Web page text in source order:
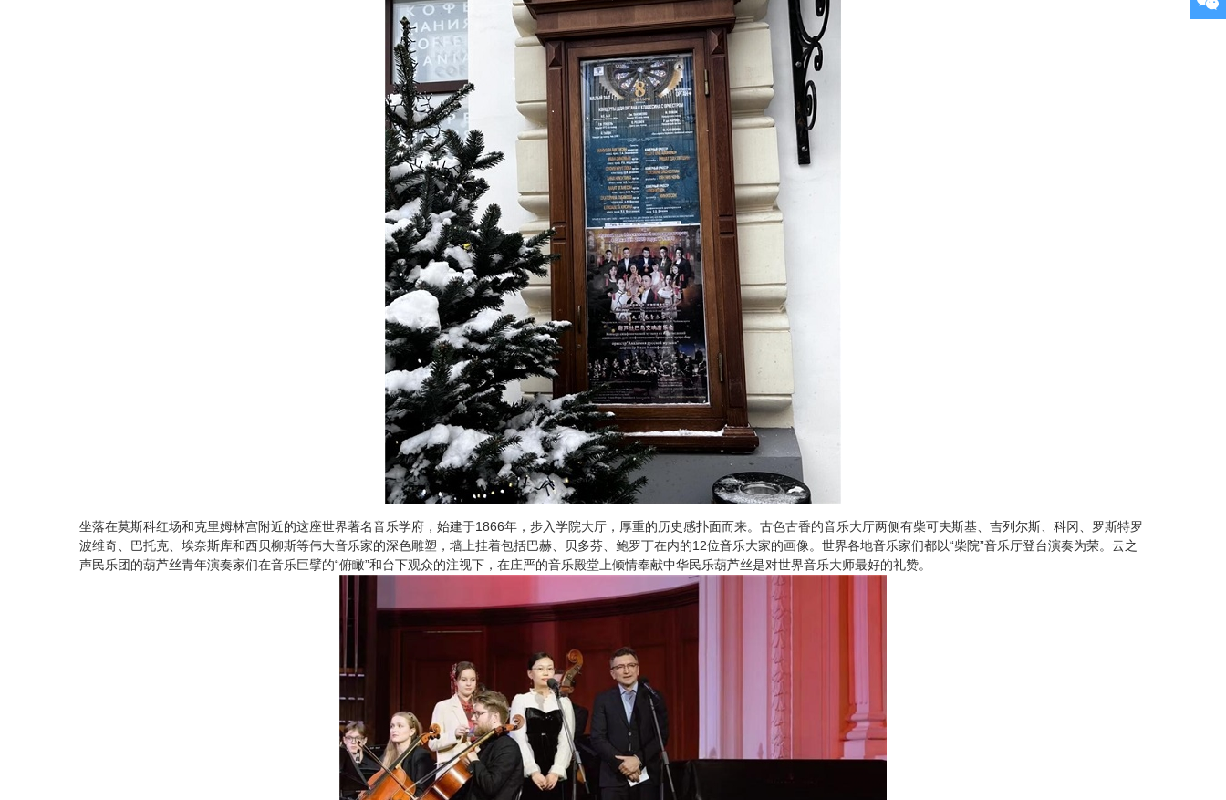
坐落在莫斯科红场和克里姆林宫附近的这座世界著名音乐学府，始建于1866年，步入学院大厅，厚重的历史感扑面而来。古色古香的音乐大厅两侧有柴可夫斯基、吉列尔斯、科冈、罗斯特罗
波维奇、巴托克、埃奈斯库和西贝柳斯等伟大音乐家的深色雕塑，墙上挂着包括巴赫、贝多芬、鲍罗丁在内的12位音乐大家的画像。世界各地音乐家们都以“柴院”音乐厅登台演奏为荣。云之
声民乐团的葫芦丝青年演奏家们在音乐巨擘的“俯瞰”和台下观众的注视下，在庄严的音乐殿堂上倾情奉献中华民乐葫芦丝是对世界音乐大师最好的礼赞。